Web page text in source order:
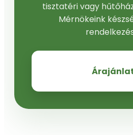
tisztatéri vagy
Mérnökeink